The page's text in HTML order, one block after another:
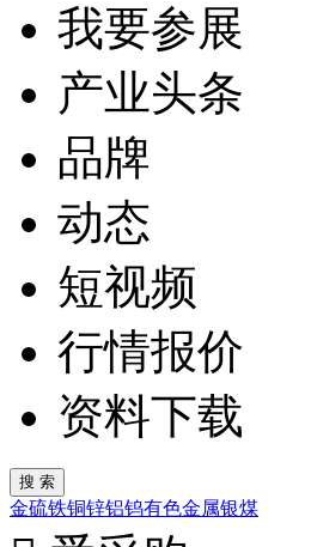
我要参展
产业头条
品牌
动态
短视频
行情报价
资料下载
金硫铁铜锌铝钨有色金属银煤